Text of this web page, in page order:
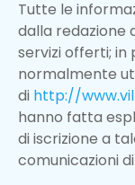
Tutte le
dalla redazione
servizi offerti; in
normalmente
di http://
hanno fatta
di iscrizione a
comunicazioni